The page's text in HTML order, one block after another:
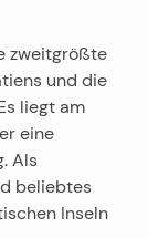
zweitgrößte
und die
liegt am
eine
Als
beliebtes
Inseln